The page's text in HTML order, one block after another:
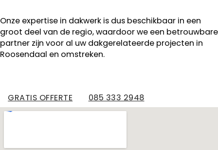
Onze expertise in dakwerk is dus beschikbaar in een
groot deel van de regio, waardoor we een betrouwbare
partner zijn voor al uw dakgerelateerde projecten in
Roosendaal en omstreken.
GRATIS OFFERTE 085 333 2948